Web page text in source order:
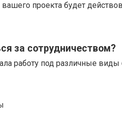
проекта будет
за сотрудничеством?
работу под различные виды